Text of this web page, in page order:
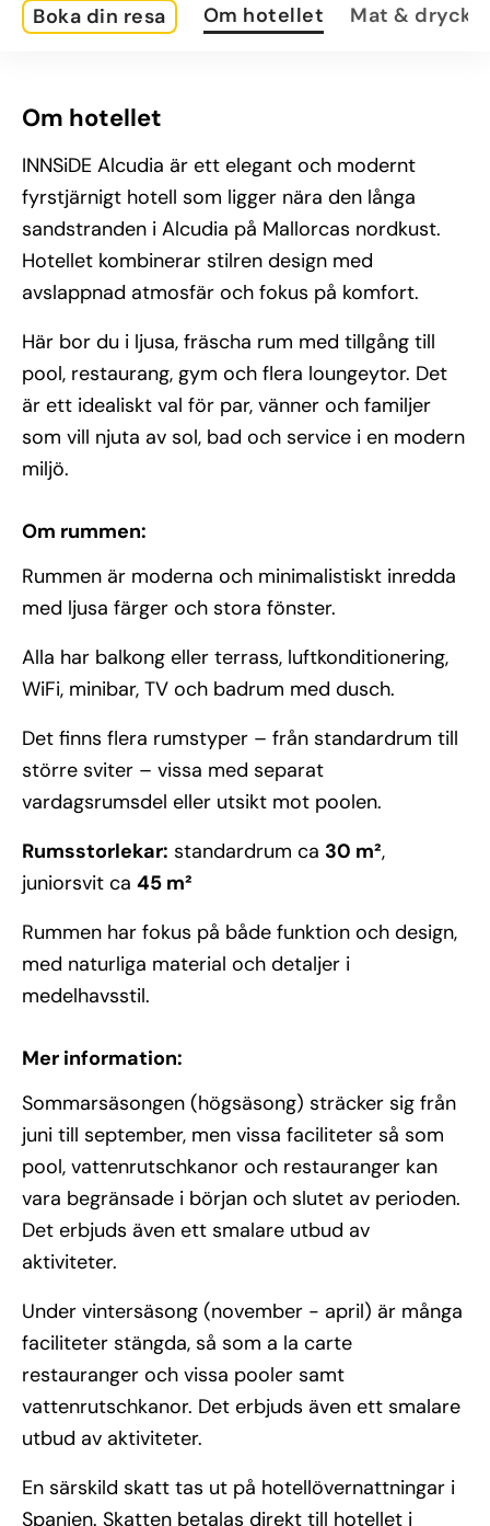
Boka din resa Om hotellet Mat & dryck
Om hotellet
INNSiDE Alcudia är ett elegant och modernt
fyrstjärnigt hotell som ligger nära den långa
sandstranden i Alcudia på Mallorcas nordkust.
Hotellet kombinerar stilren design med
avslappnad atmosfär och fokus på komfort.
Här bor du i ljusa, fräscha rum med tillgång till
pool, restaurang, gym och flera loungeytor. Det
är ett idealiskt val för par, vänner och familjer
som vill njuta av sol, bad och service i en modern
miljö.
Om rummen:
Rummen är moderna och minimalistiskt inredda
med ljusa färger och stora fönster.
Alla har balkong eller terrass, luftkonditionering,
WiFi, minibar, TV och badrum med dusch.
Det finns flera rumstyper – från standardrum till
större sviter – vissa med separat
vardagsrumsdel eller utsikt mot poolen.
Rumsstorlekar: standardrum ca 30 m²,
juniorsvit ca 45 m²
Rummen har fokus på både funktion och design,
med naturliga material och detaljer i
medelhavsstil.
Mer information:
Sommarsäsongen (högsäsong) sträcker sig från
juni till september, men vissa faciliteter så som
pool, vattenrutschkanor och restauranger kan
vara begränsade i början och slutet av perioden.
Det erbjuds även ett smalare utbud av
aktiviteter.
Under vintersäsong (november - april) är många
faciliteter stängda, så som a la carte
restauranger och vissa pooler samt
vattenrutschkanor. Det erbjuds även ett smalare
utbud av aktiviteter.
En särskild skatt tas ut på hotellövernattningar i
Spanien. Skatten betalas direkt till hotellet i